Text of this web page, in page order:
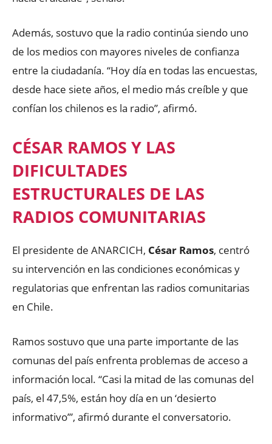
Además, sostuvo que la radio continúa siendo uno
de los medios con mayores niveles de confianza
entre la ciudadanía. “Hoy día en todas las encuestas,
desde hace siete años, el medio más creíble y que
confían los chilenos es la radio”, afirmó.
CÉSAR RAMOS Y LAS
DIFICULTADES
ESTRUCTURALES DE LAS
RADIOS COMUNITARIAS
El presidente de ANARCICH, César Ramos, centró
su intervención en las condiciones económicas y
regulatorias que enfrentan las radios comunitarias
en Chile.
Ramos sostuvo que una parte importante de las
comunas del país enfrenta problemas de acceso a
información local. “Casi la mitad de las comunas del
país, el 47,5%, están hoy día en un ‘desierto
informativo’”, afirmó durante el conversatorio.